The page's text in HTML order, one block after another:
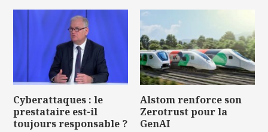
Cyberattaques : le
prestataire est-il
toujours responsable ?
Alstom renforce son
Zerotrust pour la
GenAI